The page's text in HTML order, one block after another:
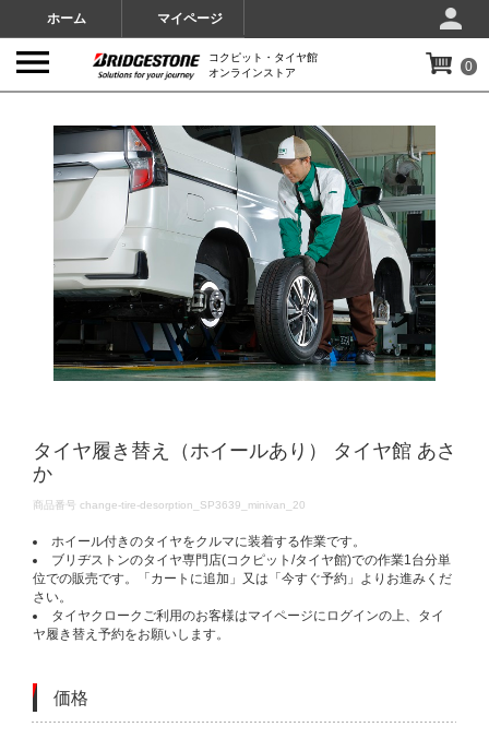
ホーム マイページ
コクピット・タイヤ館
オンラインストア
0
タイヤ履き替え（ホイールあり） タイヤ館 あさ
か
DETAILS
商品番号 change-tire-desorption_SP3639_minivan_20
ホイール付きのタイヤをクルマに装着する作業です。
ブリヂストンのタイヤ専門店(コクピット/タイヤ館)での作業1台分単
位での販売です。「カートに追加」又は「今すぐ予約」よりお進みくだ
さい。
タイヤクロークご利用のお客様はマイページにログインの上、タイ
ヤ履き替え予約をお願いします。
価格